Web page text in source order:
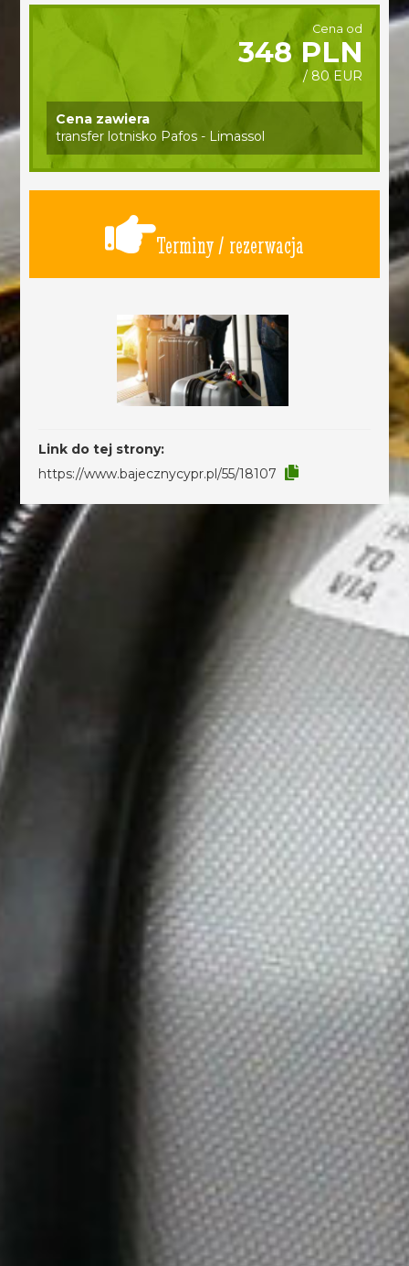
Cena od
348 PLN
/ 80 EUR
Cena zawiera
transfer lotnisko Pafos - Limassol
Terminy / rezerwacja
Link do tej strony:
https://www.bajecznycypr.pl/55/18107